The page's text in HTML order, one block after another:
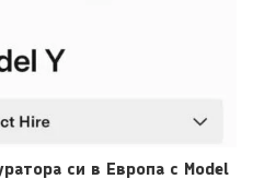
си в Европа с Model